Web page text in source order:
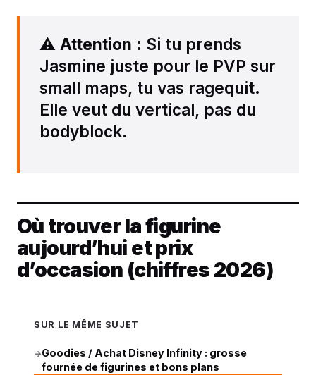
⚠️ Attention : Si tu prends
Jasmine juste pour le PVP sur
small maps, tu vas ragequit.
Elle veut du vertical, pas du
bodyblock.
Où trouver la figurine
aujourd’hui et prix
d’occasion (chiffres 2026)
SUR LE MÊME SUJET
→Goodies / Achat Disney Infinity : grosse
fournée de figurines et bons plans